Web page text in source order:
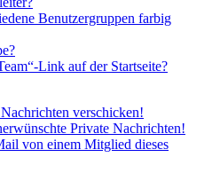
Benutzergruppen farbig
Link auf der Startseite?
verschicken!
Private Nachrichten!
von einem Mitglied dieses